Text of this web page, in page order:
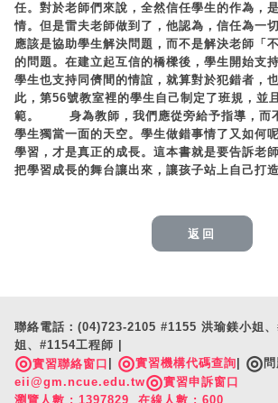
任。對於老師們來說，全然信任學生的作為，
情。但是雷夫老師做到了，他認為，信任為一
應該是協助學生解決問題，而不是解決老師「
的問題。在建立起互信的橋樑後，學生開始支
學生也支持同儕間的情誼，就算對於犯錯者，
此，第56號教室裡的學生自己制定了班規，並
範。 身為教師，我們應從旁給予指導，而
學生獨當一面的天空。學生做錯事情了又如何
學習，才是真正的成長。這本書就是要告訴老
把學習成長的舞台讓出來，讓孩子站上自己打
返回
聯絡電話：(04)723-2105 #1155 洪瑜鎂小姐
姐、#1154工程師 |
◎實習聯絡窗口 ◎實習機構代碼查詢 ◎
eii@gm.ncue.edu.tw◎實習申訴窗口
瀏覽人數 : 1397829 在線人數 : 600